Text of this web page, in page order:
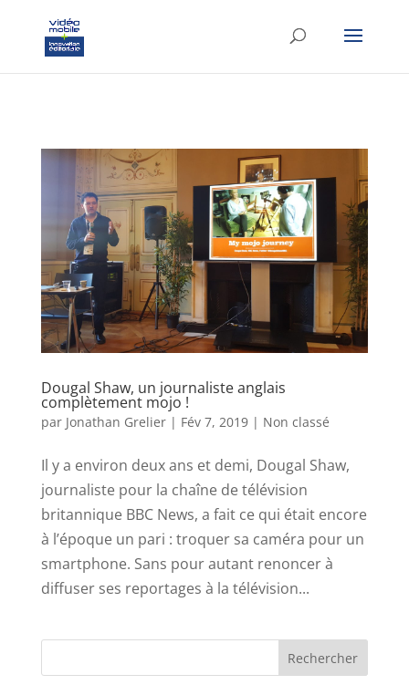
Dougal Shaw, un journaliste anglais
complètement mojo !
par Jonathan Grelier| Fév 7, 2019| Non classé
Il y a environ deux ans et demi, Dougal Shaw,
journaliste pour la chaîne de télévision
britannique BBC News, a fait ce qui était encore
à l’époque un pari : troquer sa caméra pour un
smartphone. Sans pour autant renoncer à
diffuser ses reportages à la télévision...